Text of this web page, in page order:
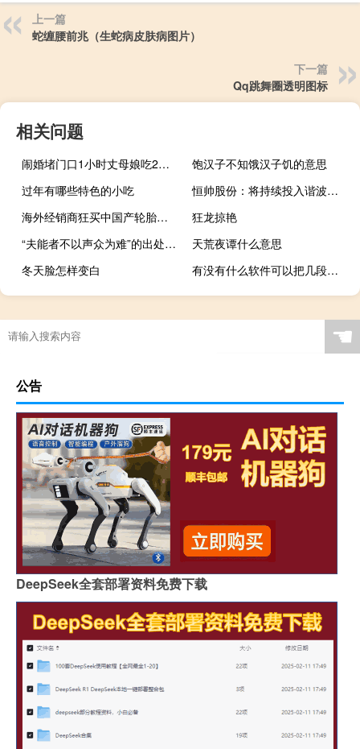
上一篇
蛇缠腰前兆（生蛇病皮肤病图片）
下一篇
Qq跳舞圈透明图标
相关问题
闹婚堵门口1小时丈母娘吃2次救心丸 9万彩礼闹僵事件
饱汉子不知饿汉子饥的意思
过年有哪些特色的小吃
恒帅股份：将持续投入谐波磁场电机相关方面的研发工作已成功开发并应用于物流系统的滚筒电机产品
海外经销商狂买中国产轮胎轮胎出口表现强劲
狂龙掠艳
“夫能者不以声众为难”的出处是哪里
天荒夜谭什么意思
冬天脸怎样变白
有没有什么软件可以把几段音乐拼接在一起傻子都好用？
☚
公告
DeepSeek全套部署资料免费下载